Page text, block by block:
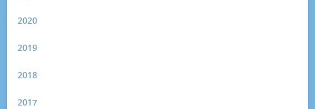
2020
2019
2018
2017